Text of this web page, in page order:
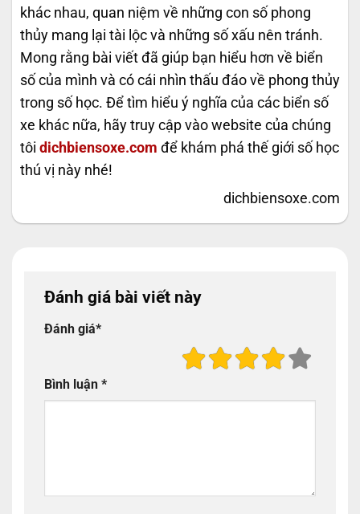
khác nhau, quan niệm về những con số phong
thủy mang lại tài lộc và những số xấu nên tránh.
Mong rằng bài viết đã giúp bạn hiểu hơn về biển
số của mình và có cái nhìn thấu đáo về phong thủy
trong số học. Để tìm hiểu ý nghĩa của các biển số
xe khác nữa, hãy truy cập vào website của chúng
tôi dichbiensoxe.com để khám phá thế giới số học
thú vị này nhé!
dichbiensoxe.com
Đánh giá bài viết này
Đánh giá*
Bình luận *